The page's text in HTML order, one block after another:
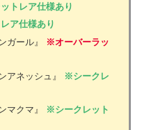
トレア仕様あり
ア仕様あり
ガール』
※オーバーラッ
アネッシュ』
※シークレ
マクマ』
※シークレット